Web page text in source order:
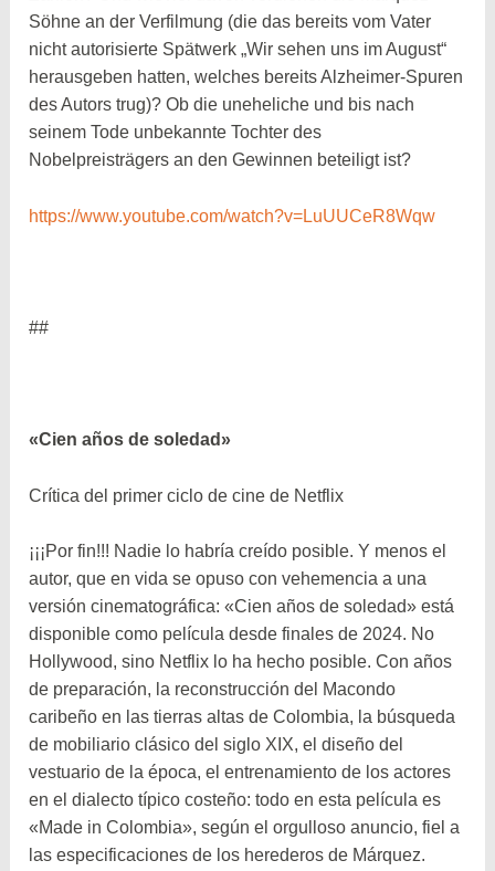
Söhne an der Verfilmung (die das bereits vom Vater
nicht autorisierte Spätwerk „Wir sehen uns im August“
herausgeben hatten, welches bereits Alzheimer-Spuren
des Autors trug)? Ob die uneheliche und bis nach
seinem Tode unbekannte Tochter des
Nobelpreisträgers an den Gewinnen beteiligt ist?
https://www.youtube.com/watch?v=LuUUCeR8Wqw
##
«Cien años de soledad»
Crítica del primer ciclo de cine de Netflix
¡¡¡Por fin!!! Nadie lo habría creído posible. Y menos el
autor, que en vida se opuso con vehemencia a una
versión cinematográfica: «Cien años de soledad» está
disponible como película desde finales de 2024. No
Hollywood, sino Netflix lo ha hecho posible. Con años
de preparación, la reconstrucción del Macondo
caribeño en las tierras altas de Colombia, la búsqueda
de mobiliario clásico del siglo XIX, el diseño del
vestuario de la época, el entrenamiento de los actores
en el dialecto típico costeño: todo en esta película es
«Made in Colombia», según el orgulloso anuncio, fiel a
las especificaciones de los herederos de Márquez.